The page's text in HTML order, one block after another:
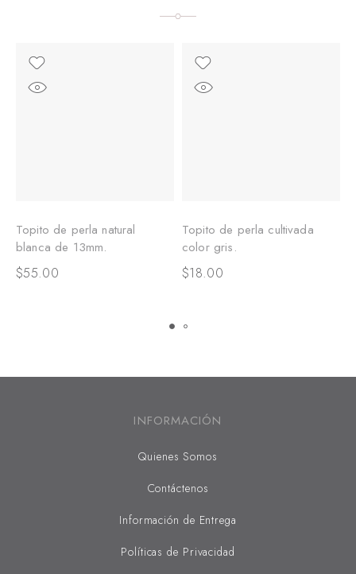
Topito de perla natural
blanca de 13mm.
$55.00
Topito de perla cultivada
color gris.
$18.00
INFORMACIÓN
Quienes Somos
Contáctenos
Información de Entrega
Políticas de Privacidad